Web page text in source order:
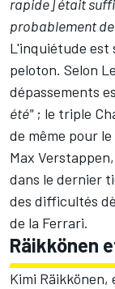
rapide] était
probablement
L'inquiétude est
peloton. Selon
dépassements
été"; le triple
de même pour
Max
dans le dernier
des difficultés
de la Ferrari.
Räikkönen
Kimi Räikkönen,